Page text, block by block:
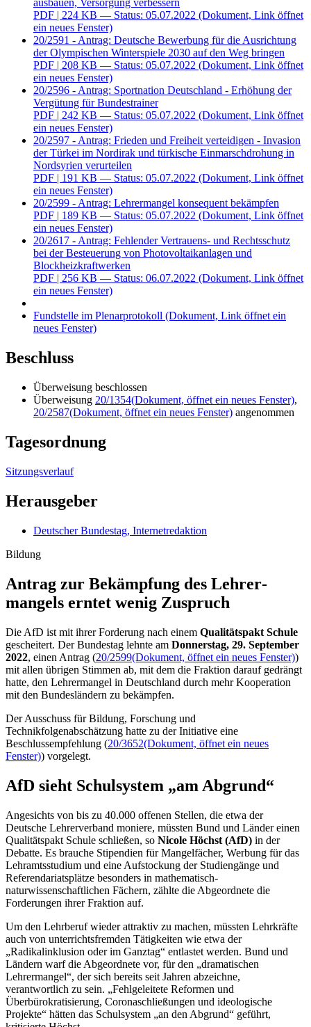
ausbauen, Versorgung verbessern
PDF | 224 KB — Status: 05.07.2022 (Dokument, Link öffnet
ein neues Fenster)
20/2591 - Antrag: Deutsche Bewerbung für die Ausrichtung
der Olympischen Winterspiele 2030 auf den Weg bringen
PDF | 208 KB — Status: 05.07.2022 (Dokument, Link öffnet
ein neues Fenster)
20/2596 - Antrag: Sportnation Deutschland - Erhöhung der
Vergütung für Bundestrainer
PDF | 242 KB — Status: 05.07.2022 (Dokument, Link öffnet
ein neues Fenster)
20/2597 - Antrag: Frieden und Freiheit verteidigen - Invasion
der Türkei im Nordirak und türkische Einmarschdrohung in
Nordsyrien verurteilen
PDF | 191 KB — Status: 05.07.2022 (Dokument, Link öffnet
ein neues Fenster)
20/2599 - Antrag: Lehrermangel konsequent bekämpfen
PDF | 189 KB — Status: 05.07.2022 (Dokument, Link öffnet
ein neues Fenster)
20/2617 - Antrag: Fehlender Vertrauens- und Rechtsschutz
bei der Besteuerung von Photovoltaikanlagen und
Blockheizkraftwerken
PDF | 256 KB — Status: 06.07.2022 (Dokument, Link öffnet
ein neues Fenster)
Fundstelle im Plenarprotokoll (Dokument, Link öffnet ein
neues Fenster)
Beschluss
Überweisung beschlossen
Überweisung 20/1354(Dokument, öffnet ein neues Fenster),
20/2587(Dokument, öffnet ein neues Fenster) angenommen
Tagesordnung
Sitzungsverlauf
Herausgeber
Deutscher Bundestag, Internetredaktion
Bildung
Antrag zur Bekämpfung des Lehrer­
mangels erntet wenig Zuspruch
Die AfD ist mit ihrer Forderung nach einem Qualitätspakt Schule
gescheitert. Der Bundestag lehnte am Donnerstag, 29. September
2022, einen Antrag (20/2599(Dokument, öffnet ein neues Fenster))
mit allen übrigen Stimmen ab, mit dem die Fraktion darauf gedrängt
hatte, den Lehrermangel in Deutschland durch mehr Kooperation
mit den Bundesländern zu bekämpfen.
Der Ausschuss für Bildung, Forschung und
Technikfolgenabschätzung hatte zu der Initiative eine
Beschlussempfehlung (20/3652(Dokument, öffnet ein neues
Fenster)) vorgelegt.
AfD sieht Schulsystem „am Abgrund“
Angesichts von bis zu 40.000 offenen Stellen, die etwa der
Deutsche Lehrerverband moniere, müssten Bund und Länder einen
Qualitätspakt Schule schließen, so Nicole Höchst (AfD) in der
Debatte. Es brauche Stipendien für Mangelfächer, Werbung für das
Lehramtsstudium und eine Aufstockung der Studiengänge und
Referendariatsplätze besonders in mathematisch-
naturwissenschaftlichen Fächern, zählte die Abgeordnete die
Forderungen ihrer Fraktion auf.
Um den Lehrberuf wieder attraktiv zu machen, müssten Lehrkräfte
auch von unterrichtsfremden Tätigkeiten wie etwa der
„Radikalinklusion oder im Ganztag“ entlastet werden. Bund und
Ländern warf die Abgeordnete vor, für den „dramatischen
Lehrermangel“, der sich bereits seit Jahren abzeichne,
verantwortlich zu sein. „Fehlgeleitete Reformen und
Überbürokratisierung, Coronaschließungen und ideologische
Projekte“ hätten das Schulsystem „an den Abgrund“ geführt,